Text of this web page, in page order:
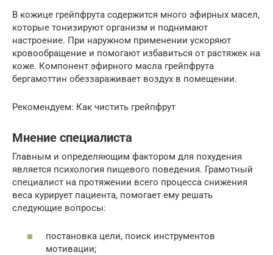
В кожице грейпфрута содержится много эфирных масел,
которые тонизируют организм и поднимают
настроение. При наружном применении ускоряют
кровообращение и помогают избавиться от растяжек на
коже. Компонент эфирного масла грейпфрута
бергамоттин обеззараживает воздух в помещении.
Рекомендуем: Как чистить грейпфрут
Мнение специалиста
Главным и определяющим фактором для похудения
является психология пищевого поведения. Грамотный
специалист на протяжении всего процесса снижения
веса курирует пациента, помогает ему решать
следующие вопросы:
постановка цели, поиск инструментов
мотивации;